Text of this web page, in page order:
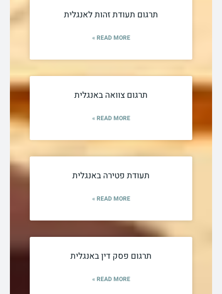
תרגום תעודת זהות לאנגלית
READ MORE »
תרגום צוואה באנגלית
READ MORE »
תעודת פטירה באנגלית
READ MORE »
תרגום פסק דין באנגלית
READ MORE »